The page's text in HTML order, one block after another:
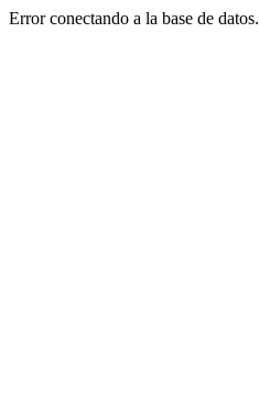
Error conectando a la base de datos.